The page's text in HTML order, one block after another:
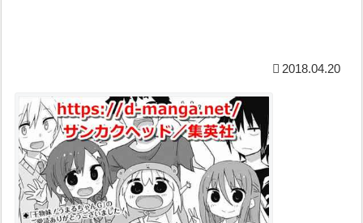
2018.04.20